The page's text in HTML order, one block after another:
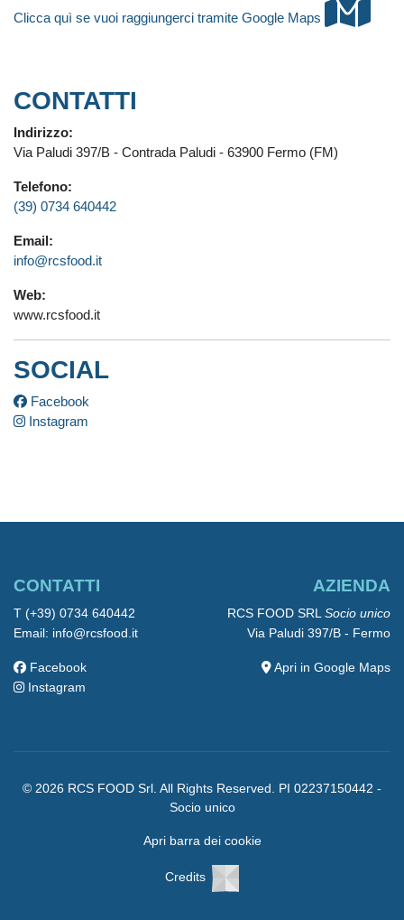
Clicca quì se vuoi raggiungerci tramite Google Maps
CONTATTI
Indirizzo:
Via Paludi 397/B - Contrada Paludi - 63900 Fermo (FM)
Telefono:
(39) 0734 640442
Email:
info@rcsfood.it
Web:
www.rcsfood.it
SOCIAL
Facebook
Instagram
CONTATTI
T (+39) 0734 640442
Email: info@rcsfood.it
Facebook
Instagram
AZIENDA
RCS FOOD SRL Socio unico
Via Paludi 397/B - Fermo
Apri in Google Maps
© 2026 RCS FOOD Srl. All Rights Reserved. PI 02237150442 -
Socio unico
Apri barra dei cookie
Credits